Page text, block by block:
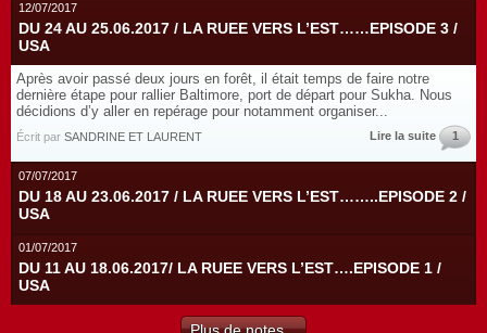
12/07/2017
DU 24 AU 25.06.2017 / LA RUEE VERS L’EST……EPISODE 3 /
USA
Après avoir passé deux jours en forêt, il était temps de faire notre
dernière étape pour rallier Baltimore, port de départ pour Sukha. Nous
décidions d’y aller en repérage pour notamment organiser...
Écrit par SANDRINE ET LAURENT Lire la suite 1
07/07/2017
DU 18 AU 23.06.2017 / LA RUEE VERS L’EST……..EPISODE 2 /
USA
01/07/2017
DU 11 AU 18.06.2017/ LA RUEE VERS L’EST….EPISODE 1 /
USA